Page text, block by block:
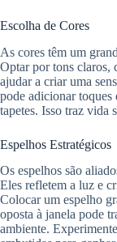
Escolha de Cores
As cores têm um
Optar por tons claros,
ajudar a criar uma
pode adicionar toques
tapetes. Isso traz vida
Espelhos Estratégicos
Os espelhos são
Eles refletem a luz e
Colocar um espelho
oposta à janela pode
ambiente.